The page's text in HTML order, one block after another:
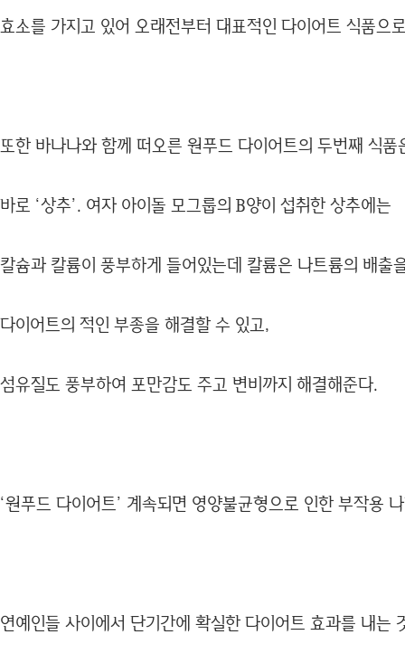
효소를 가지고 있어 오래전부터 대표적인 다이어트 식품으
또한 바나나와 함께 떠오른 원푸드 다이어트의 두번째 식품
바로 ‘상추’. 여자 아이돌 모그룹의 B양이 섭취한 상추에는
칼슘과 칼륨이 풍부하게 들어있는데 칼륨은 나트륨의 배출
다이어트의 적인 부종을 해결할 수 있고,
섬유질도 풍부하여 포만감도 주고 변비까지 해결해준다.
‘원푸드 다이어트’ 계속되면 영양불균형으로 인한 부작용
연예인들 사이에서 단기간에 확실한 다이어트 효과를 내는